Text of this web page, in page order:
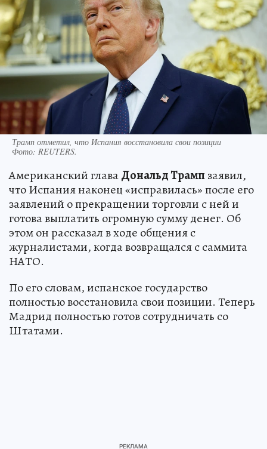
Трамп отметил, что Испания восстановила свои позиции
Фото: REUTERS.
Американский главаДональд Трамп заявил,
что Испания наконец «исправилась» после его
заявлений о прекращении торговли с ней и
готова выплатить огромную сумму денег. Об
этом он рассказал в ходе общения с
журналистами, когда возвращался с саммита
НАТО.
По его словам, испанское государство
полностью восстановила свои позиции. Теперь
Мадрид полностью готов сотрудничать со
Штатами.